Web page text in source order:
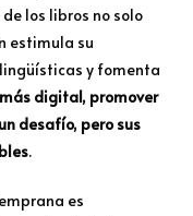
los libros no solo
estimula su
y fomenta
digital, promover
desafío, pero sus
.
es